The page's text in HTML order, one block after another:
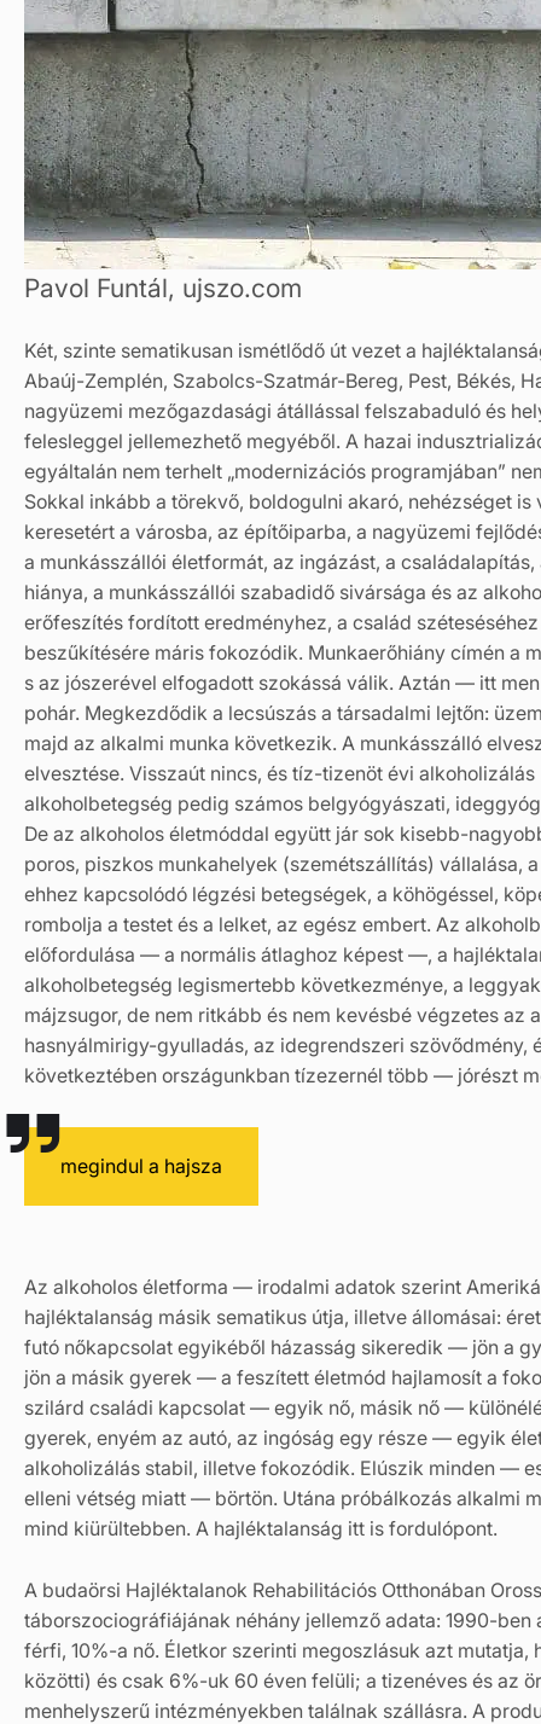
Pavol Funtál, ujszo.com
Két, szinte sematikusan ismétlődő út vezet a
Abaúj-Zemplén, Szabolcs-Szatmár-Bereg, Pest, Békés,
nagyüzemi mezőgazdasági átállással felszabaduló és
felesleggel jellemezhető megyéből. A hazai
egyáltalán nem terhelt „modernizációs programjában”
Sokkal inkább a törekvő, boldogulni akaró, nehézséget
keresetért a városba, az építőiparba, a nagyüzemi
a munkásszállói életformát, az ingázást, a
hiánya, a munkásszállói szabadidő sivársága és az
erőfeszítés fordított eredményhez, a család
beszűkítésére máris fokozódik. Munkaerőhiány címén a
s az jószerével elfogadott szokássá válik. Aztán — itt
pohár. Megkezdődik a lecsúszás a társadalmi lejtőn:
majd az alkalmi munka következik. A munkásszálló
elvesztése. Visszaút nincs, és tíz-tizenöt évi
alkoholbetegség pedig számos belgyógyászati,
De az alkoholos életmóddal együtt jár sok kisebb-
poros, piszkos munkahelyek (szemétszállítás) vállalása,
ehhez kapcsolódó légzési betegségek, a köhögéssel,
rombolja a testet és a lelket, az egész embert. Az
előfordulása — a normális átlaghoz képest —, a
alkoholbetegség legismertebb következménye, a
májzsugor, de nem ritkább és nem kevésbé végzetes az
hasnyálmirigy-gyulladás, az idegrendszeri szövődmény,
következtében országunkban tízezernél több — jórészt
megindul a hajsza
Az alkoholos életforma — irodalmi adatok szerint
hajléktalanság másik sematikus útja, illetve állomásai:
futó nőkapcsolat egyikéből házasság sikeredik — jön a
jön a másik gyerek — a feszített életmód hajlamosít a
szilárd családi kapcsolat — egyik nő, másik nő —
gyerek, enyém az autó, az ingóság egy része — egyik
alkoholizálás stabil, illetve fokozódik. Elúszik minden —
elleni vétség miatt — börtön. Utána próbálkozás alkalmi
mind kiürültebben. A hajléktalanság itt is fordulópont.
A budaörsi Hajléktalanok Rehabilitációs Otthonában
táborszociográfiájának néhány jellemző adata: 1990-
férfi, 10%-a nő. Életkor szerinti megoszlásuk azt
közötti) és csak 6%-uk 60 éven felüli; a tizenéves és az
menhelyszerű intézményekben találnak szállásra. A